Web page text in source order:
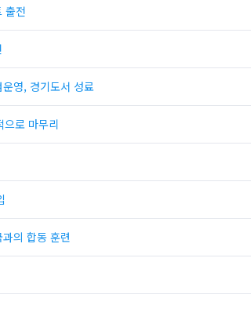
출전
영, 경기도서 성료
으로 마무리
의 합동 훈련